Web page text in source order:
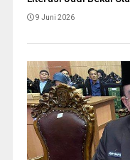
9 Juni 2026